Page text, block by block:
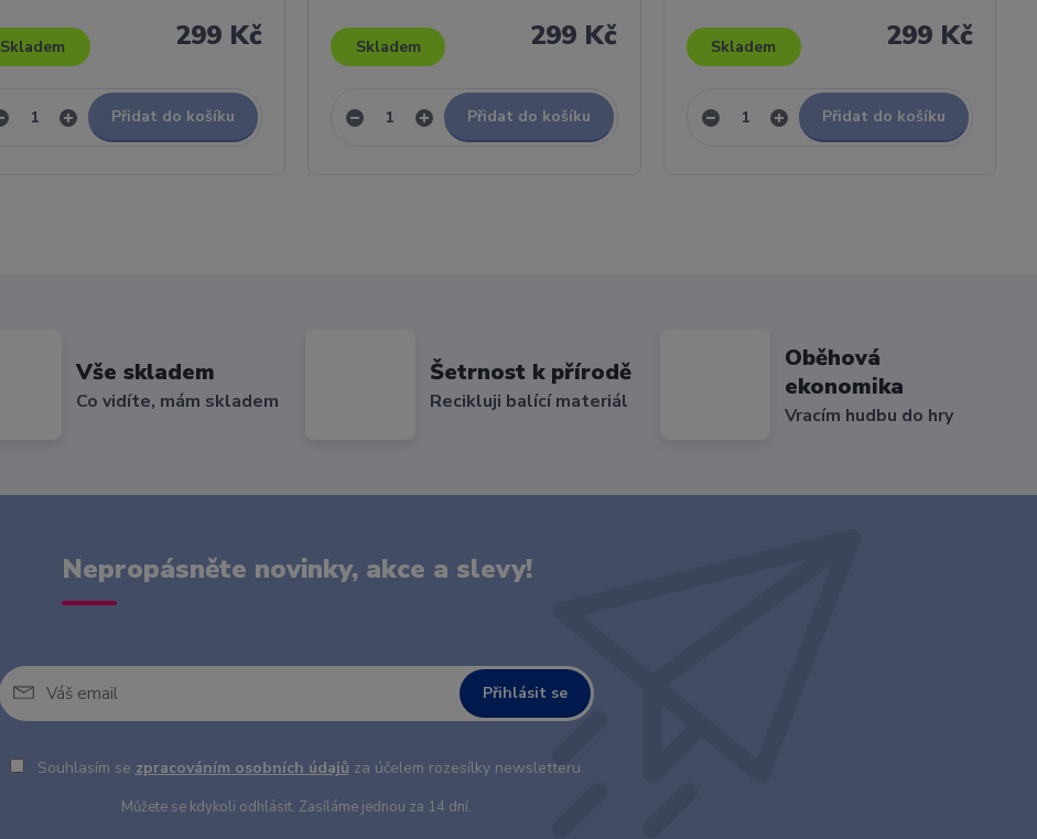
299 Kč
Skladem
Přidat do košíku
299 Kč
Skladem
Přidat do košíku
299 Kč
Skladem
Přidat do košíku
Vše skladem
Co vidíte, mám skladem
Šetrnost k přírodě
Recikluji balící materiál
Oběhová
ekonomika
Vracím hudbu do hry
Nepropásněte novinky, akce a slevy!
Přihlásit se
Souhlasím se zpracováním osobních údajů za účelem rozesílky newsletteru.
Můžete se kdykoli odhlásit. Zasíláme jednou za 14 dní.